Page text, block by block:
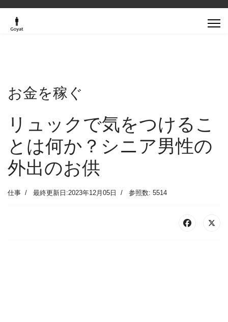
お金を稼ぐ
リュックで気をつけるこ
とは何か？シニア男性の
外出のお供
仕事 最終更新日:2023年12月05日 参照数: 5514